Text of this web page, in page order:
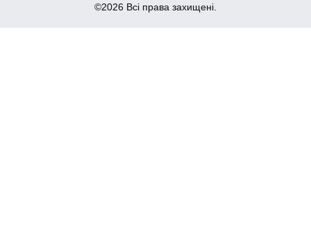
©2026 Всі права захищені.